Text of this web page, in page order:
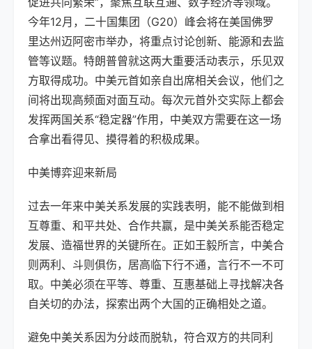
今年12月，二十国集团（G20）峰会将在美国佛罗
里达州迈阿密市举办，将重点讨论创新、能源和去监
管等议题。特朗普曾就这两大重要活动表示，乐见双
方取得成功。中美元首如亲自出席相关会议，他们之
间将出现高频面对面互动。每次元首外交实际上都会
发挥两国关系“稳定器”作用，中美双方需要在这一场
合拿出看得见、摸得着的积极成果。
中美博弈迎来新局
过去一年来中美关系发展的实践表明，能不能做到相
互尊重、和平共处、合作共赢，是中美关系能否稳定
发展、造福世界的关键所在。正如王毅所言，中美合
则两利、斗则俱伤，居高临下行不通，言行不一不可
取。中美必须在平等、尊重、互惠基础上寻找解决各
自关切的办法，探索出两个大国的正确相处之道。
避免中美关系因为分歧而脱轨，符合双方的共同利